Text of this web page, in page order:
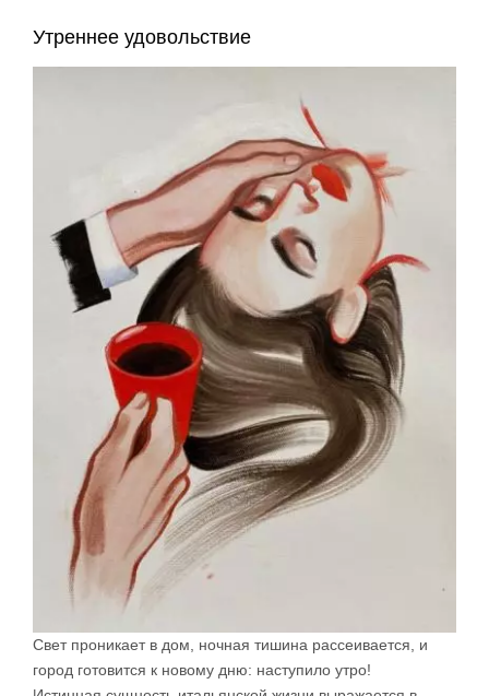
Утреннее удовольствие
Свет проникает в дом, ночная тишина рассеивается, и
город готовится к новому дню: наступило утро!